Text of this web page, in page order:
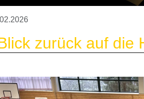
zurück auf die